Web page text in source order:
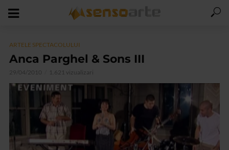
ARTELE SPECTACOLULUI
Anca Parghel & Sons III
29/04/2010 1.621 vizualizari